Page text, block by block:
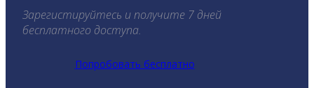
Зарегистируйтесь и получите 7 дней
бесплатного доступа.
Попробовать бесплатно